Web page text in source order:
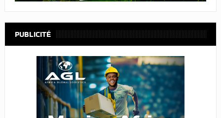
PUBLICITÉ